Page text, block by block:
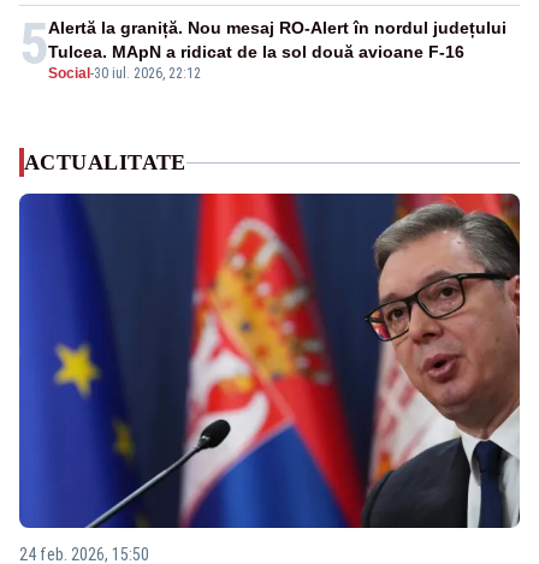
5Social -30 iul. 2026, 22:12
Alertă la graniță. Nou mesaj RO-Alert în nordul județului
Tulcea. MApN a ridicat de la sol două avioane F-16
ACTUALITATE
24 feb. 2026, 15:50